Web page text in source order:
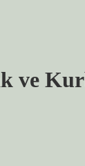
ve